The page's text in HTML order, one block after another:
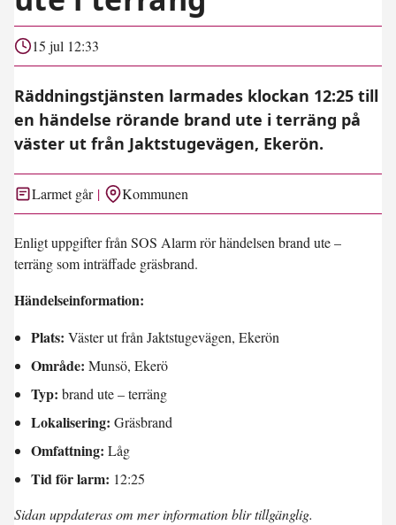
15 jul 12:33
Räddningstjänsten larmades klockan 12:25 till
en händelse rörande brand ute i terräng på
väster ut från Jaktstugevägen, Ekerön.
Larmet går Kommunen
Enligt uppgifter från SOS Alarm rör händelsen brand ute –
terräng som inträffade gräsbrand.
Händelseinformation:
Plats: Väster ut från Jaktstugevägen, Ekerön
Område: Munsö, Ekerö
Typ: brand ute – terräng
Lokalisering: Gräsbrand
Omfattning: Låg
Tid för larm: 12:25
Sidan uppdateras om mer information blir tillgänglig.